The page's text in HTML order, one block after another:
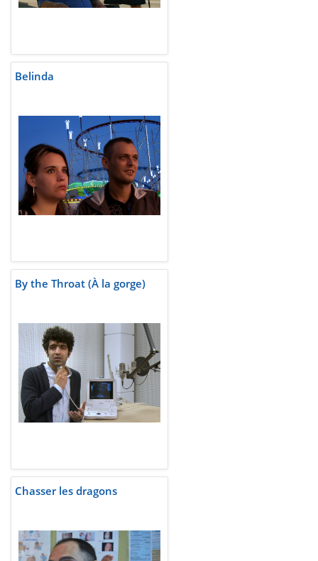
Belinda
By the Throat (À la gorge)
Chasser les dragons